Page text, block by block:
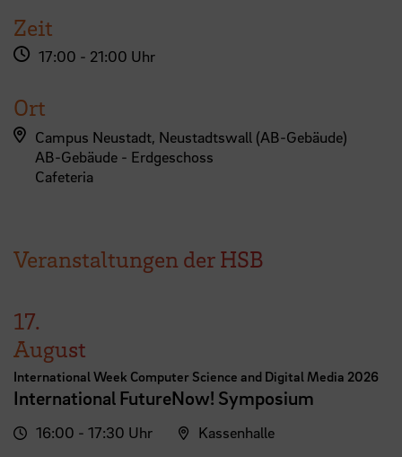
Zeit
17:00 - 21:00 Uhr
Ort
Campus Neustadt, Neustadtswall (AB-Gebäude)
AB-Gebäude - Erdgeschoss
Cafeteria
Veranstaltungen der HSB
17.
August
International Week Computer Science and Digital Media 2026
International FutureNow! Symposium
16:00 - 17:30 Uhr Kassenhalle